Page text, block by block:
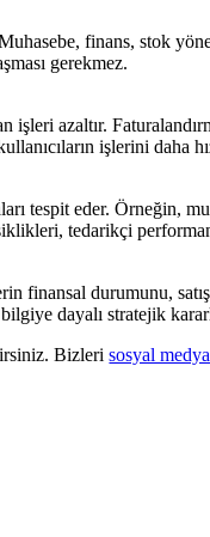
finans, stok
gerekmez.
azaltır.
işlerini daha
tespit eder. Örneğin,
tedarikçi
finansal durumunu,
dayalı stratejik
Bizlerisosyal medya